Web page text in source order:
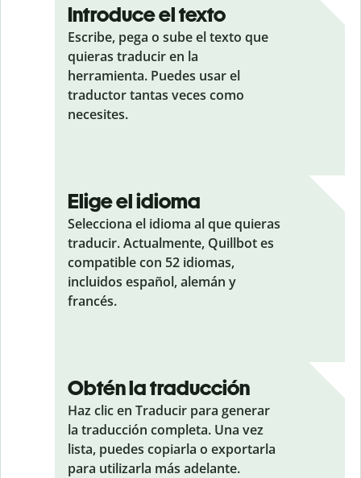
Introduce el texto
Escribe, pega o sube el texto que
quieras traducir en la
herramienta. Puedes usar el
traductor tantas veces como
necesites.
Elige el idioma
Selecciona el idioma al que quieras
traducir. Actualmente, Quillbot es
compatible con 52 idiomas,
incluidos español, alemán y
francés.
Obtén la traducción
Haz clic en Traducir para generar
la traducción completa. Una vez
lista, puedes copiarla o exportarla
para utilizarla más adelante.